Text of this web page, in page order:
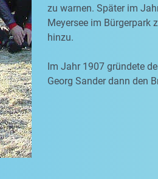
zu warnen. Später im
Meyersee im Bürgerpark
hinzu.
Im Jahr 1907 gründete
Georg Sander dann den